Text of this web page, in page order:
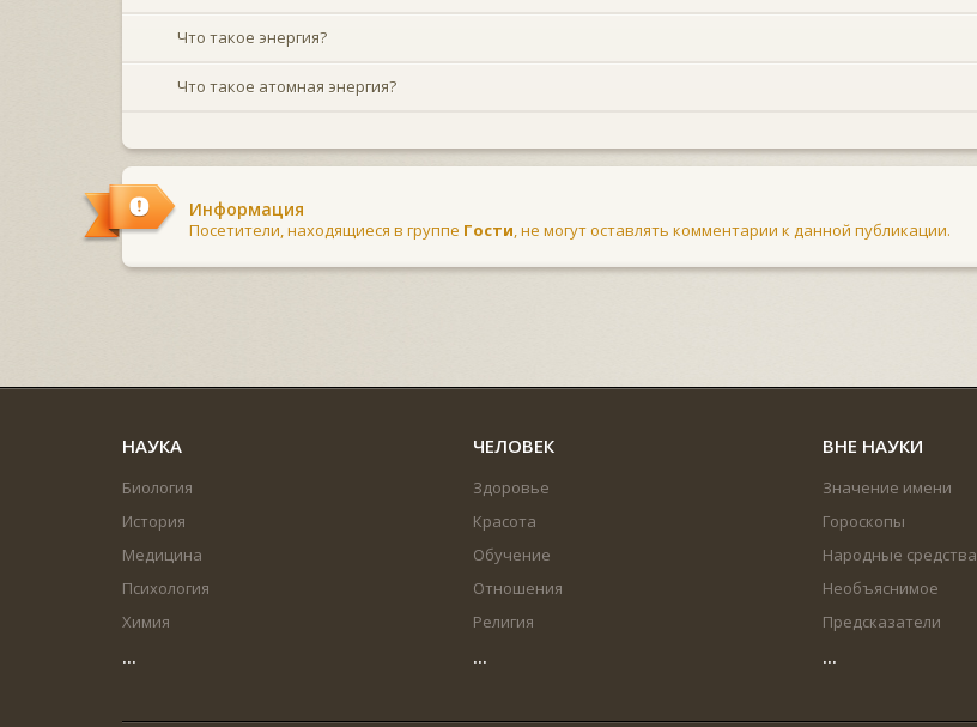
Что такое энергия?
Что такое атомная энергия?
Информация
Посетители, находящиеся в группе Гости, не могут оставлять комментарии к данной публикации.
НАУКА
Биология
История
Медицина
Психология
Химия
...
ЧЕЛОВЕК
Здоровье
Красота
Обучение
Отношения
Религия
...
ВНЕ НАУКИ
Значение имени
Гороскопы
Народные средства
Необъяснимое
Предсказатели
...